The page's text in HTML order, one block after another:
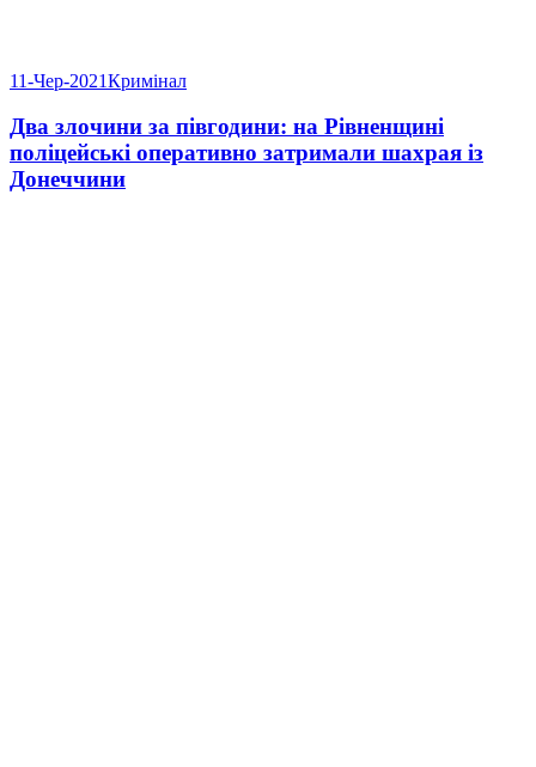
11-Чер-2021Кримінал
Два злочини за півгодини: на Рівненщині
поліцейські оперативно затримали шахрая із
Донеччини